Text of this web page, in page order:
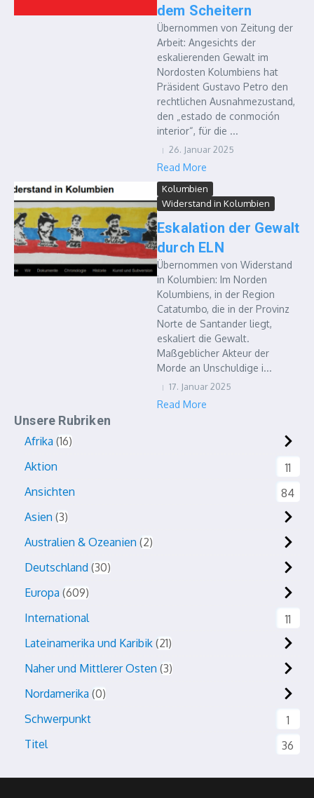
dem Scheitern
Übernommen von Zeitung der
Arbeit: Angesichts der
eskalierenden Gewalt im
Nordosten Kolumbiens hat
Präsident Gustavo Petro den
rechtlichen Ausnahmezustand,
den „estado de conmoción
interior“, für die ...
26. Januar 2025
Read More
Kolumbien
Widerstand in Kolumbien
Eskalation der Gewalt
durch ELN
Übernommen von Widerstand
in Kolumbien: Im Norden
Kolumbiens, in der Region
Catatumbo, die in der Provinz
Norte de Santander liegt,
eskaliert die Gewalt.
Maßgeblicher Akteur der
Morde an Unschuldige i...
17. Januar 2025
Read More
Unsere Rubriken
Afrika 16
Aktion
11
Ansichten
84
Asien 3
Australien & Ozeanien 2
Deutschland 30
Europa 609
International
11
Lateinamerika und Karibik 21
Naher und Mittlerer Osten 3
Nordamerika 0
Schwerpunkt
1
Titel
36